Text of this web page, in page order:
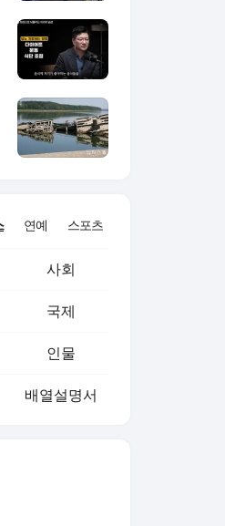
연예 스포츠
사회
국제
인물
배열설명서